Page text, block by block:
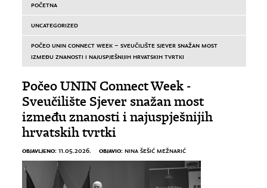
POČETNA
UNCATEGORIZED
POČEO UNIN CONNECT WEEK – SVEUČILIŠTE SJEVER SNAŽAN MOST
IZMEĐU ZNANOSTI I NAJUSPJEŠNIJIH HRVATSKIH TVRTKI
Počeo UNIN Connect Week -
Sveučilište Sjever snažan most
između znanosti i najuspješnijih
hrvatskih tvrtki
OBJAVLJENO: 11.05.2026. OBJAVIO: NINA ŠEŠIĆ MEŽNARIĆ